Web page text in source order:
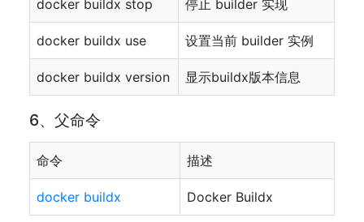
docker buildx stop 停止 builder 实现
docker buildx use 设置当前 builder 实例
docker buildx version 显示buildx版本信息
6、父命令
命令 描述
docker buildx Docker Buildx